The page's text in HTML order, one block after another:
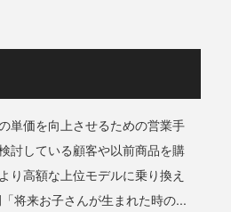
単価を向上させるための営業手
討している顧客や以前商品を購
り高額な上位モデルに乗り換え
将来お子さんが生まれた時の...